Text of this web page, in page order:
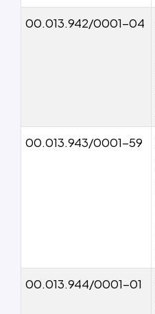
00.013.942/0001-04
00.013.943/0001-59
00.013.944/0001-01